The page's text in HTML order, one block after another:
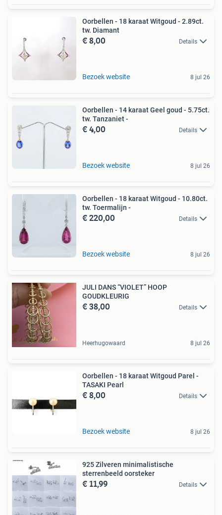
Oorbellen - 18 karaat Witgoud - 2.89ct.
tw. Diamant
€ 8,00 Details
Bezoek website 8 jul 26
Oorbellen - 14 karaat Geel goud - 5.75ct.
tw. Tanzaniet -
€ 4,00 Details
Bezoek website 8 jul 26
Oorbellen - 18 karaat Witgoud - 10.80ct.
tw. Toermalijn -
€ 220,00 Details
Bezoek website 8 jul 26
JULI DANS “VIOLET” HOOP
GOUDKLEURIG
€ 38,00 Details
Heerhugowaard 8 jul 26
Oorbellen - 18 karaat Witgoud Parel -
TASAKI Pearl
€ 8,00 Details
Bezoek website 8 jul 26
925 Zilveren minimalistische
sterrenbeeld oorsteker
€ 11,99 Details